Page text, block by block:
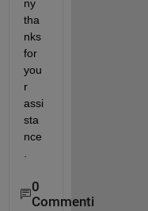
ny
tha
nks
for
you
r
assi
sta
nce
0
Commenti